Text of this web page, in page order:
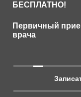
БЕСПЛАТНО!
Первичный
врача